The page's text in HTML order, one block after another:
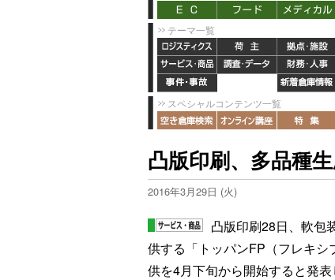
テーマ一覧
スペシャルコンテンツ一覧
凸版印刷、多品種
2016年3月29日 (火)
凸版印刷28日、軟包
供する「トッパンFP（フレキ
供を4月下旬から開始すると発